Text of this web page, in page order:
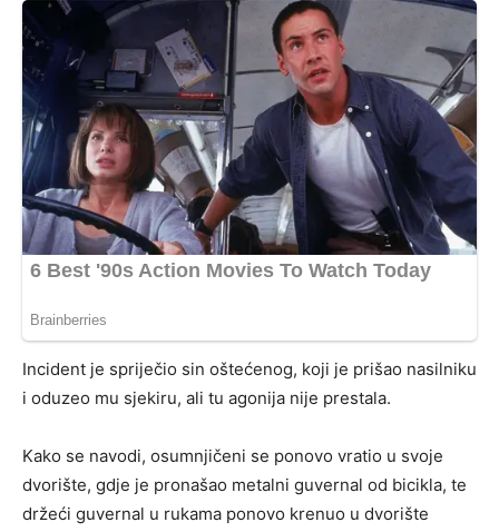
Incident je spriječio sin oštećenog, koji je prišao nasilniku
i oduzeo mu sjekiru, ali tu agonija nije prestala.
Kako se navodi, osumnjičeni se ponovo vratio u svoje
dvorište, gdje je pronašao metalni guvernal od bicikla, te
držeći guvernal u rukama ponovo krenuo u dvorište